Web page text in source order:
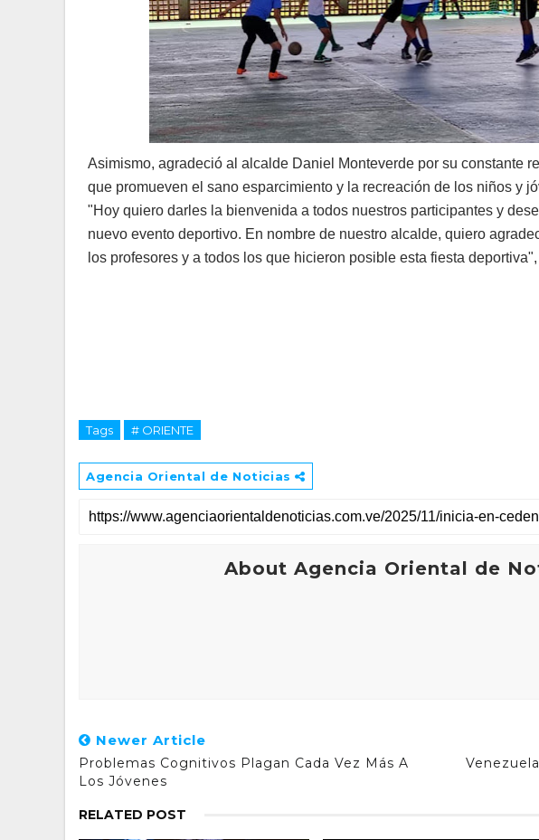
Asimismo, agradeció al alcalde Daniel Monteverde por su constante
que promueven el sano esparcimiento y la recreación de los niños y
"Hoy quiero darles la bienvenida a todos nuestros participantes y
nuevo evento deportivo. En nombre de nuestro alcalde, quiero
los profesores y a todos los que hicieron posible esta fiesta
Tags # ORIENTE
Agencia Oriental de Noticias
About Agencia Oriental de
Newer Article
Problemas Cognitivos Plagan Cada Vez Más A
Los Jóvenes
RELATED POST